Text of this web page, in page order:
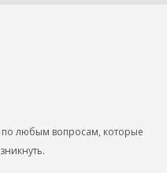
по любым вопросам, которые